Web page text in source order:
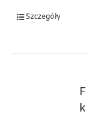
Szczegóły